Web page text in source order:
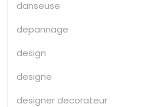
danseuse
depannage
design
designe
designer decorateur